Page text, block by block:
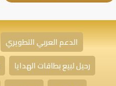
الدعم العربي التطويري
رحيل لبيع بطاقات الهدايا